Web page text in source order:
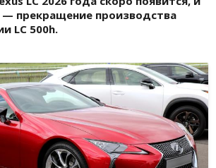
— прекращение производства
LC 500h.